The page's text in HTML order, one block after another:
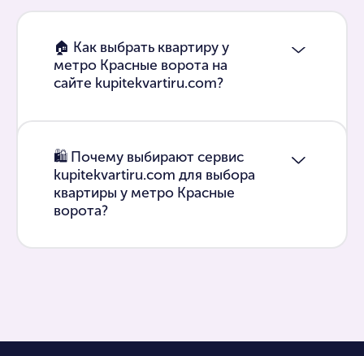
🏠 Как выбрать квартиру у
метро Красные ворота на
сайте kupitekvartiru.com?
🛍 Почему выбирают сервис
kupitekvartiru.com для выбора
квартиры у метро Красные
ворота?